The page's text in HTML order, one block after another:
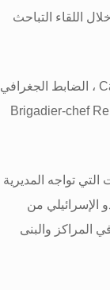
اللقاء التباحث
، الضابط الجغرافي
Brigadier-chef
تواجه المديرية
الإسرائيلي من
المراكز والبنى